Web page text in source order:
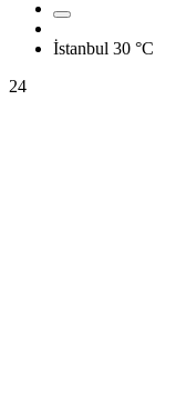
İstanbul 30 °C
24